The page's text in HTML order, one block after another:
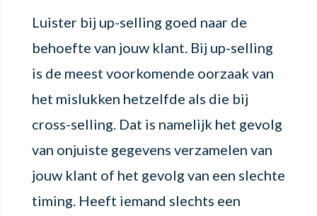
Luister bij up-selling goed naar de
behoefte van jouw klant. Bij up-selling
is de meest voorkomende oorzaak van
het mislukken hetzelfde als die bij
cross-selling. Dat is namelijk het gevolg
van onjuiste gegevens verzamelen van
jouw klant of het gevolg van een slechte
timing. Heeft iemand slechts een